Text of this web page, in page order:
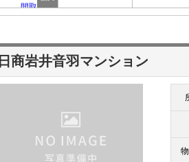
日商岩井音羽マンション